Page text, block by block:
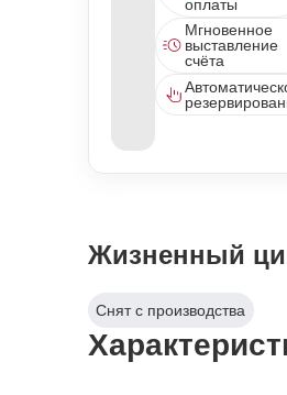
оплаты
Мгновенное
выставление
счёта
Жизненный
Снят с производства